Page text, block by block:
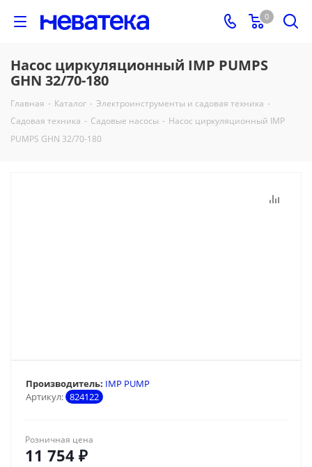
0
Насос циркуляционный IMP PUMPS
GHN 32/70-180
Главная - Каталог - Электроинструменты и садовая техника -
Садовая техника - Садовые насосы - Насос циркуляционный IMP
PUMPS GHN 32/70-180
Артикул: 824122
Производитель: IMP PUMP
Розничная цена
11 754 ₽